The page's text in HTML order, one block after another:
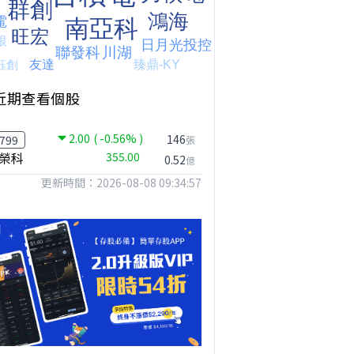
期查看個股
2.00 ( -0.56% )
科 355.00
146張
0.52億
更新時間：2026-08-08 09:34:57